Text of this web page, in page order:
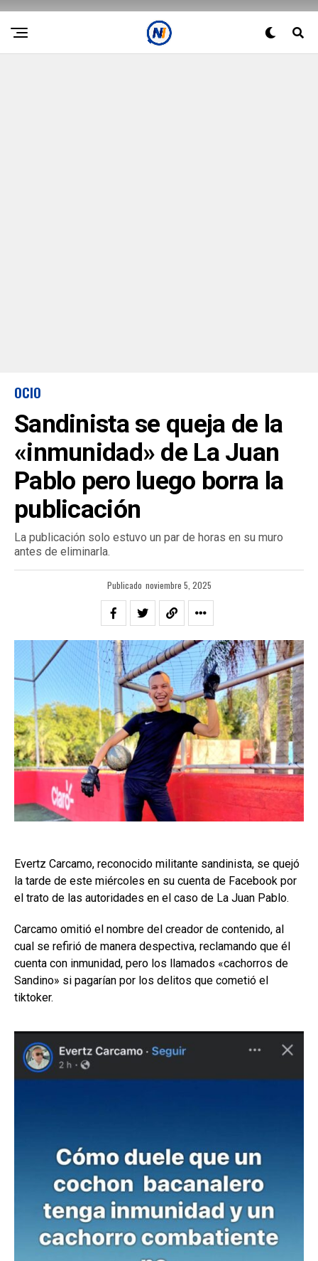
OCIO
Sandinista se queja de la
«inmunidad» de La Juan
Pablo pero luego borra la
publicación
La publicación solo estuvo un par de horas en su muro
antes de eliminarla.
Publicado noviembre 5, 2025
Evertz Carcamo, reconocido militante sandinista, se quejó
la tarde de este miércoles en su cuenta de Facebook por
el trato de las autoridades en el caso de La Juan Pablo.
Carcamo omitió el nombre del creador de contenido, al
cual se refirió de manera despectiva, reclamando que él
cuenta con inmunidad, pero los llamados «cachorros de
Sandino» si pagarían por los delitos que cometió el
tiktoker.